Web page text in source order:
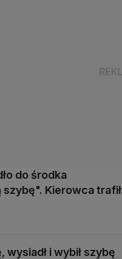
do środka
szybę". Kierowca trafił
wysiadł i wybił szybę